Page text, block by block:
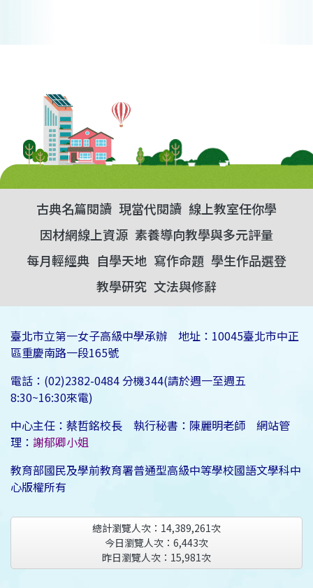
古典名篇閱讀 現當代閱讀 線上教室任你學
因材網線上資源 素養導向教學與多元評量
每月輕經典 自學天地 寫作命題 學生作品選登
教學研究 文法與修辭
臺北市立第一女子高級中學承辦 地址：10045臺北市中正
區重慶南路一段165號
電話：(02)2382-0484 分機344(請於週一至週五
8:30~16:30來電)
中心主任：蔡哲銘校長 執行秘書：陳麗明老師 網站管
理： 謝郁卿小姐
教育部國民及學前教育署普通型高級中等學校國語文學科中
心版權所有
總計瀏覽人次： 14,389,261次
今日瀏覽人次： 6,443次
昨日瀏覽人次： 15,981次